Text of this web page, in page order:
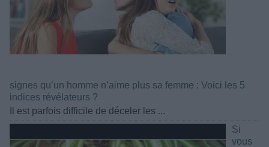
signes qu’un homme n’aime plus sa femme : Voici les 5
indices révélateurs ?
Il est parfois difficile de déceler les ...
Si
vous